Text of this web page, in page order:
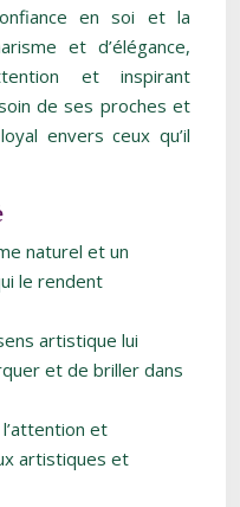
en soi et la
et d’élégance,
et inspirant
de ses proches et
envers ceux qu’il
naturel et un
le rendent
artistique lui
et de briller dans
et
artistiques et